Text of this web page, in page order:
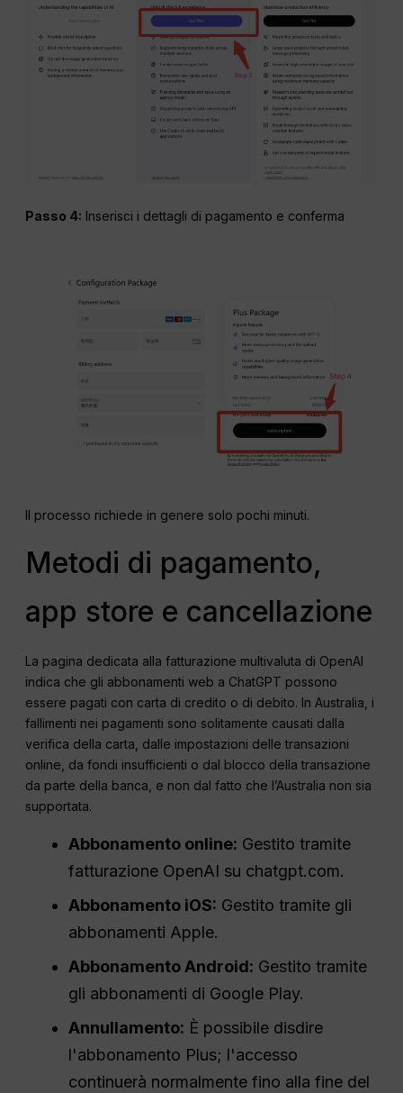
Passo 4: Inserisci i dettagli di pagamento e conferma
Il processo richiede in genere solo pochi minuti.
Metodi di pagamento,
app store e cancellazione
La pagina dedicata alla fatturazione multivaluta di OpenAI
indica che gli abbonamenti web a ChatGPT possono
essere pagati con carta di credito o di debito. In Australia, i
fallimenti nei pagamenti sono solitamente causati dalla
verifica della carta, dalle impostazioni delle transazioni
online, da fondi insufficienti o dal blocco della transazione
da parte della banca, e non dal fatto che l’Australia non sia
supportata.
Abbonamento online: Gestito tramite
fatturazione OpenAI su chatgpt.com.
Abbonamento iOS: Gestito tramite gli
abbonamenti Apple.
Abbonamento Android: Gestito tramite
gli abbonamenti di Google Play.
Annullamento: È possibile disdire
l'abbonamento Plus; l'accesso
continuerà normalmente fino alla fine del